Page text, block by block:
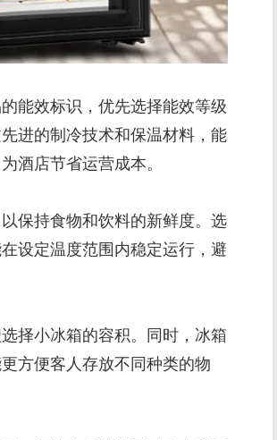
效标识，优先选择能效等级
进的制冷技术和保温材料，能
酒店节省运营成本。
持食物和饮料的新鲜度。选
设定温度范围内稳定运行，避
小冰箱的容积。同时，冰箱
方便客人存放不同种类的物